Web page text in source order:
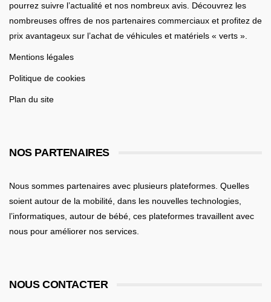
pourrez suivre l’actualité et nos nombreux avis. Découvrez les
nombreuses offres de nos partenaires commerciaux et profitez de
prix avantageux sur l’achat de véhicules et matériels « verts ».
Mentions légales
Politique de cookies
Plan du site
NOS PARTENAIRES
Nous sommes partenaires avec plusieurs plateformes. Quelles
soient autour de la mobilité , dans les nouvelles technologies,
l’informatiques, autour de bébé , ces plateformes travaillent avec
nous pour améliorer nos services.
NOUS CONTACTER